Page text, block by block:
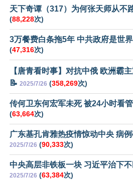
天下奇谭（317）为何张天师从不
(88,228次)
3万餐费白条拖5年 中共政府是世
(47,316次)
【唐青看时事】对抗中俄 欧洲霸
📝 2025/7/26 (358,269次)
传何卫东何宏军未死 被24小时看
(63,664次)
广东基孔肯雅热疫情惊动中央 病
2025/7/26 (90,333次)
中央高层非铁板一块 习近平治下
2025/7/26 (63,384次)